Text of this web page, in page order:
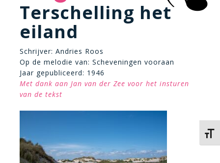
Terschelling het
eiland
Schrijver: Andries Roos
Op de melodie van: Scheveningen vooraan
Jaar gepubliceerd: 1946
Met dank aan Jan van der Zee voor het insturen
van de tekst